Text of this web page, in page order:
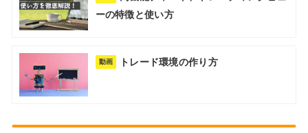
ーの特徴と使い方
動画 トレード環境の作り方